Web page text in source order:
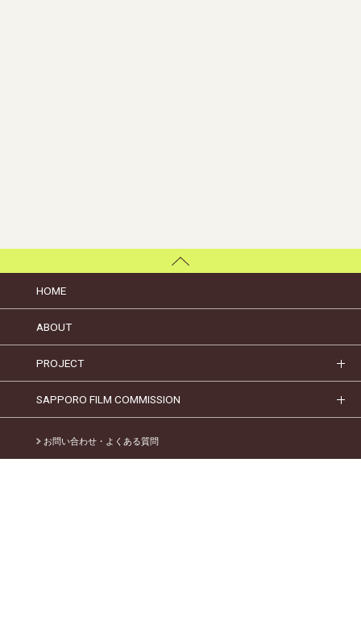
HOME
ABOUT
PROJECT
SAPPORO FILM COMMISSION
お問い合わせ・よくある質問